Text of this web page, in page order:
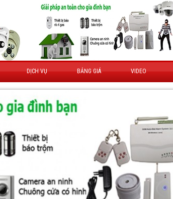
DỊCH VỤ BẢNG GIÁ VIDEO